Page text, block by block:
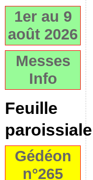
1er au 9
août 2026
Messes
Info
Feuille
paroissiale
Gédéon
n°265